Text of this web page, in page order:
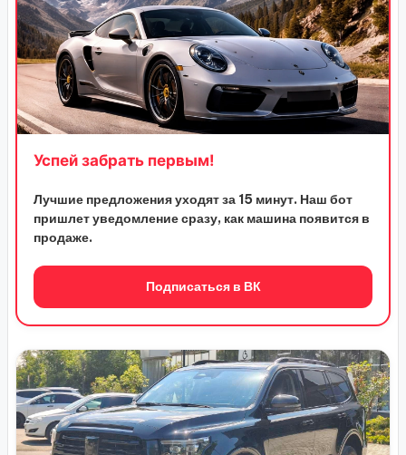
Успей забрать первым!
Лучшие предложения уходят за 15 минут. Наш бот
пришлет уведомление сразу, как машина появится в
продаже.
Подписаться в ВК